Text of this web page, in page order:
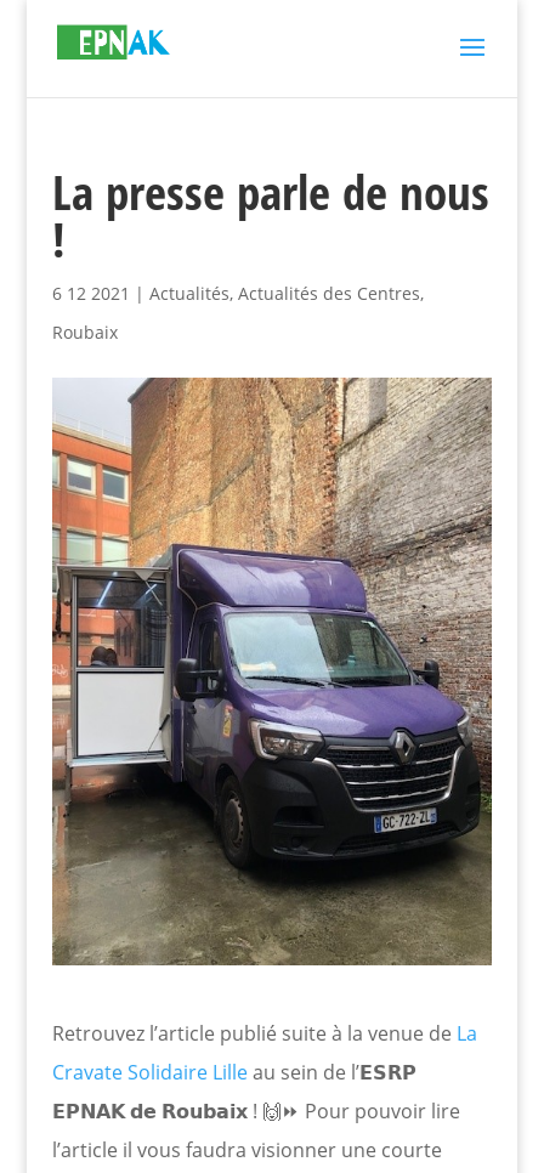
La presse parle de nous
!
6 12 2021 | Actualités, Actualités des Centres,
Roubaix
Retrouvez l’article publié suite à la venue de La
Cravate Solidaire Lilleau sein de l’𝗘𝗦𝗥𝗣
𝗘𝗣𝗡𝗔𝗞 𝗱𝗲 𝗥𝗼𝘂𝗯𝗮𝗶𝘅 ! 🙌⏩ Pour pouvoir lire
l’article il vous faudra visionner une courte